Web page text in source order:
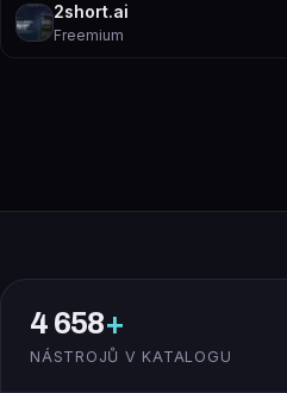
2short.ai
Freemium
4 658+
NÁSTROJŮ V KATALOGU